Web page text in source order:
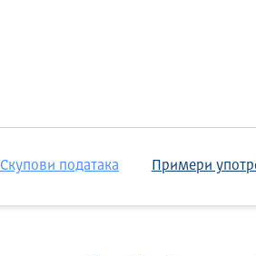
Скупови података Примери